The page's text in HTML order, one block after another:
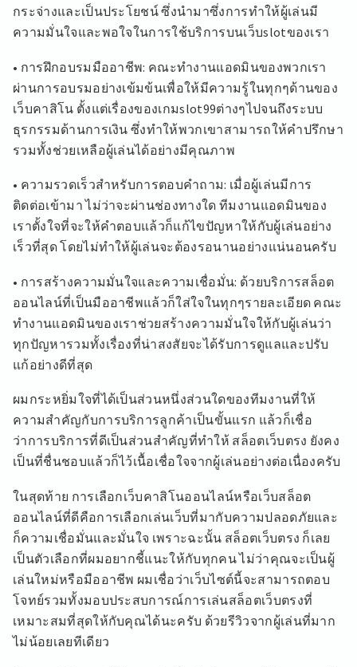
กระจ่างและเป็นประโยชน์ ซึ่งนำมาซึ่งการทำให้ผู้เล่นมี
ความมั่นใจและพอใจในการใช้บริการบนเว็บslotของเรา
• การฝึกอบรมมืออาชีพ: คณะทำงานแอดมินของพวกเรา
ผ่านการอบรมอย่างเข้มข้นเพื่อให้มีความรู้ในทุกๆด้านของ
เว็บคาสิโน ตั้งแต่เรื่องของเกมslot99ต่างๆไปจนถึงระบบ
ธุรกรรมด้านการเงิน ซึ่งทำให้พวกเขาสามารถให้คำปรึกษา
รวมทั้งช่วยเหลือผู้เล่นได้อย่างมีคุณภาพ
• ความรวดเร็วสำหรับการตอบคำถาม: เมื่อผู้เล่นมีการ
ติดต่อเข้ามา ไม่ว่าจะผ่านช่องทางใด ทีมงานแอดมินของ
เราตั้งใจที่จะให้คำตอบแล้วก็แก้ไขปัญหาให้กับผู้เล่นอย่าง
เร็วที่สุด โดยไม่ทำให้ผู้เล่นจะต้องรอนานอย่างแน่นอนครับ
• การสร้างความมั่นใจและความเชื่อมั่น: ด้วยบริการสล็อต
ออนไลน์ที่เป็นมืออาชีพแล้วก็ใส่ใจในทุกๆรายละเอียด คณะ
ทำงานแอดมินของเราช่วยสร้างความมั่นใจให้กับผู้เล่นว่า
ทุกปัญหารวมทั้งเรื่องที่น่าสงสัยจะได้รับการดูแลและปรับ
แก้อย่างดีที่สุด
ผมกระหยิ่มใจที่ได้เป็นส่วนหนึ่งส่วนใดของทีมงานที่ให้
ความสำคัญกับการบริการลูกค้าเป็นขั้นแรก แล้วก็เชื่อ
ว่าการบริการที่ดีเป็นส่วนสำคัญที่ทำให้ สล็อตเว็บตรง ยังคง
เป็นที่ชื่นชอบแล้วก็ไว้เนื้อเชื่อใจจากผู้เล่นอย่างต่อเนื่องครับ
ในสุดท้าย การเลือกเว็บคาสิโนออนไลน์หรือเว็บสล็อต
ออนไลน์ที่ดีคือการเลือกเล่นเว็บที่มากับความปลอดภัยและ
ก็ความเชื่อมั่นและมั่นใจ เพราะฉะนั้น สล็อตเว็บตรง ก็เลย
เป็นตัวเลือกที่ผมอยากชี้แนะให้กับทุกคน ไม่ว่าคุณจะเป็นผู้
เล่นใหม่หรือมืออาชีพ ผมเชื่อว่าเว็บไซต์นี้จะสามารถตอบ
โจทย์รวมทั้งมอบประสบการณ์การเล่นสล็อตเว็บตรงที่
เหมาะสมที่สุดให้กับคุณได้นะครับ ด้วยรีวิวจากผู้เล่นที่มาก
ไม่น้อยเลยทีเดียว